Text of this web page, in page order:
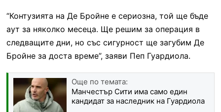
“Контузията на Де Бройне е сериозна, той ще бъде
аут за няколко месеца. Ще решим за операция в
следващите дни, но със сигурност ще загубим Де
Бройне за доста време”, заяви Пеп Гуардиола.
Още по темата:
Манчестър Сити има само един
кандидат за наследник на Гуардиола